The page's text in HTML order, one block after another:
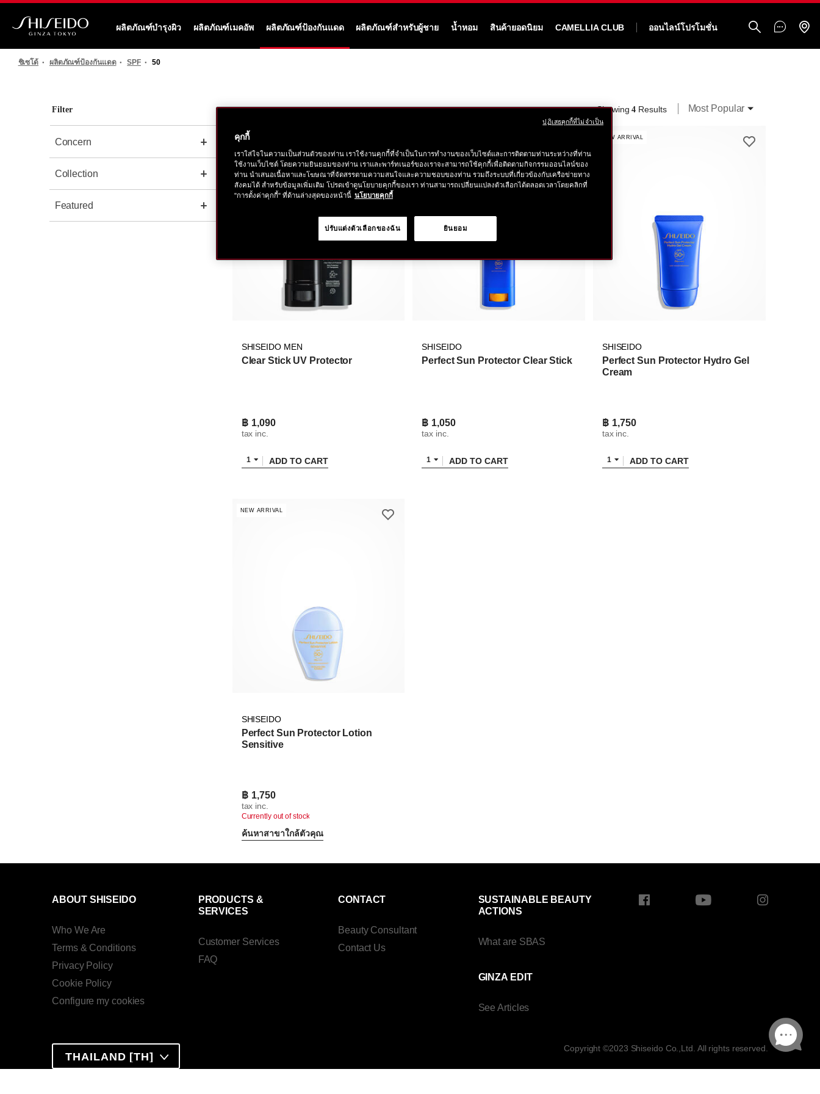
ข้าม
ละเอียด
หลักโด้
ผลิตภัณฑ์บำรุงผิว ผลิตภัณฑ์เมคอัพ ผลิตภัณฑ์ป้องกันแดด ผลิตภัณฑ์สำหรับผู้ชาย น้ำหอม สินค้ายอดนิยม CAMELLIA CLUB ออนไลน์โปรโมชั่น
ชิเซโด้ ผลิตภัณฑ์ป้องกันแดด SPF 50
Filter Showing4 Results Most Popular
Concern
Collection
Featured
SHISEIDO MEN
Clear Stick UV Protector
฿ 1,090
tax inc.
1 ADD TO CART
SHISEIDO
Perfect Sun Protector Clear Stick
฿ 1,050
tax inc.
1 ADD TO CART
NEW ARRIVAL
SHISEIDO
Perfect Sun Protector Hydro Gel
Cream
฿ 1,750
tax inc.
1 ADD TO CART
NEW ARRIVAL
SHISEIDO
Perfect Sun Protector Lotion
Sensitive
฿ 1,750
tax inc.
Currently out of stock
ค้นหาสาขาใกล้ตัวคุณ
ABOUT SHISEIDO
Who We Are
Terms & Conditions
Privacy Policy
Cookie Policy
Configure my cookies
PRODUCTS &
SERVICES
Customer Services
FAQ
CONTACT
Beauty Consultant
Contact Us
SUSTAINABLE BEAUTY
ACTIONS
What are SBAS
GINZA EDIT
See Articles
THAILAND [TH]
Copyright ©2023 Shiseido Co.,Ltd. All rights reserved.
คุกกี้
เราใส่ใจในความเป็นส่วนตัวของท่าน เราใช้งานคุกกี้ที่จำเป็นในการทำงานของเว็บไซต์และการติดตามท่านระหว่างที่ท่าน
ใช้งานเว็บไซต์ โดยความยินยอมของท่าน เราและพาร์ทเนอร์ของเราจะสามารถใช้คุกกี้เพื่อติดตามกิจกรรมออนไลน์ของ
ท่าน นำเสนอเนื้อหาและโฆษณาที่จัดสรรตามความสนใจและความชอบของท่าน รวมถึงระบบที่เกี่ยวข้องกับเครือข่ายทาง
สังคมได้ สำหรับข้อมูลเพิ่มเติม โปรดเข้าดูนโยบายคุกกี้ของเรา ท่านสามารถเปลี่ยนแปลงตัวเลือกได้ตลอดเวลาโดยคลิกที่
"การตั้งค่าคุกกี้" ที่ด้านล่างสุดของหน้านี้ นโยบายคุกกี้
ยินยอม
ปรับแต่งตัวเลือกของฉัน
ปฏิเสธคุกกี้ที่ไม่จำเป็น